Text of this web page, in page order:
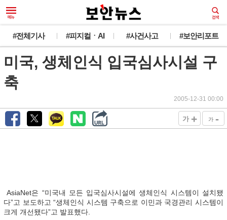
#전체기사 #피지컬ㆍAI #사건사고 #보안리포트
미국, 생체인식 입국심사시설 구
축
2005-12-31 00:00
가 + 가 -
AsiaNet은 “미국내 모든 입국심사시설에 생체인식 시스템이 설치됐
다”고 보도하고 “생체인식 시스템 구축으로 이민과 국경관리 시스템이
크게 개선됐다”고 발표했다.